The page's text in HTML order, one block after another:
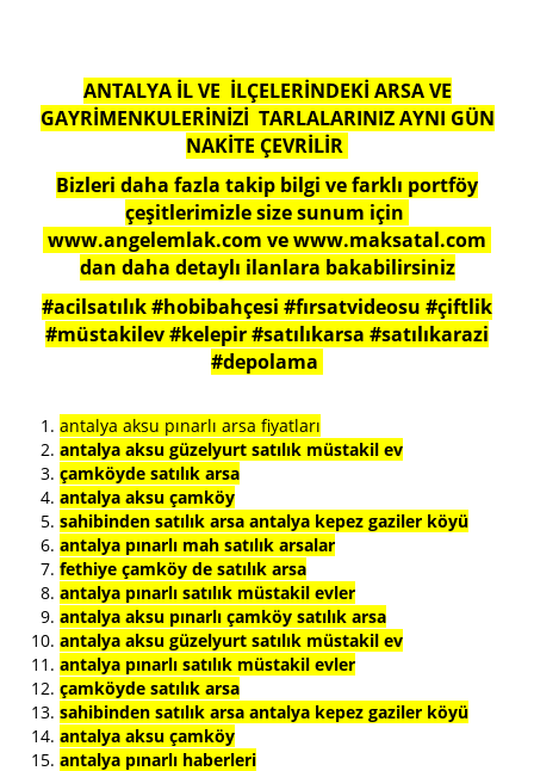
ANTALYA İL VE İLÇELERİNDEKİ ARSA VE
GAYRİMENKULERİNİZİ TARLALARINIZ AYNI GÜN
NAKİTE ÇEVRİLİR
Bizleri daha fazla takip bilgi ve farklı portföy
çeşitlerimizle size sunum için
www.angelemlak.com ve www.maksatal.com
dan daha detaylı ilanlara bakabilirsiniz
#acilsatılık #hobibahçesi #fırsatvideosu #çiftlik
#müstakilev #kelepir #satılıkarsa #satılıkarazi
#depolama
antalya aksu pınarlı arsa fiyatları
antalya aksu güzelyurt satılık müstakil ev
çamköyde satılık arsa
antalya aksu çamköy
sahibinden satılık arsa antalya kepez gaziler köyü
antalya pınarlı mah satılık arsalar
fethiye çamköy de satılık arsa
antalya pınarlı satılık müstakil evler
antalya aksu pınarlı çamköy satılık arsa
antalya aksu güzelyurt satılık müstakil ev
antalya pınarlı satılık müstakil evler
çamköyde satılık arsa
sahibinden satılık arsa antalya kepez gaziler köyü
antalya aksu çamköy
antalya pınarlı haberleri